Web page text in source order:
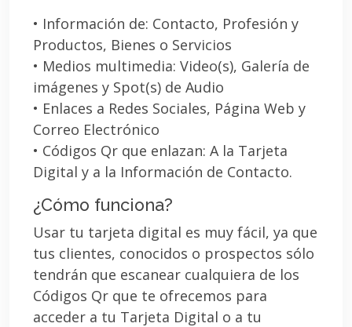
• Información de: Contacto, Profesión y
Productos, Bienes o Servicios
• Medios multimedia: Video(s), Galería de
imágenes y Spot(s) de Audio
• Enlaces a Redes Sociales, Página Web y
Correo Electrónico
• Códigos Qr que enlazan: A la Tarjeta
Digital y a la Información de Contacto.
¿Cómo funciona?
Usar tu tarjeta digital es muy fácil, ya que
tus clientes, conocidos o prospectos sólo
tendrán que escanear cualquiera de los
Códigos Qr que te ofrecemos para
acceder a tu Tarjeta Digital o a tu